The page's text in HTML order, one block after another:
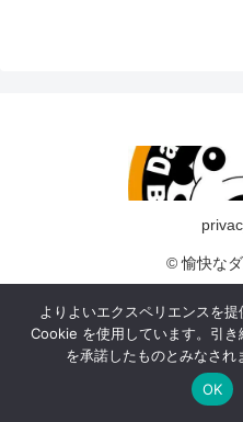
© 愉快な
よりよいエクスペリエンスを
Cookie を使用しています。引
を承諾したものとみなされ
OK